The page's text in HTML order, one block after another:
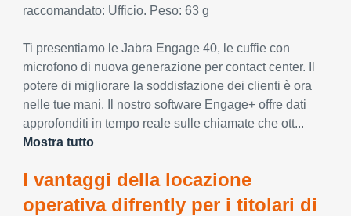
raccomandato: Ufficio. Peso: 63 g
Ti presentiamo le Jabra Engage 40, le cuffie con
microfono di nuova generazione per contact center. Il
potere di migliorare la soddisfazione dei clienti è ora
nelle tue mani. Il nostro software Engage+ offre dati
approfonditi in tempo reale sulle chiamate che ott...
Mostra tutto
I vantaggi della locazione
operativa difrently per i titolari di